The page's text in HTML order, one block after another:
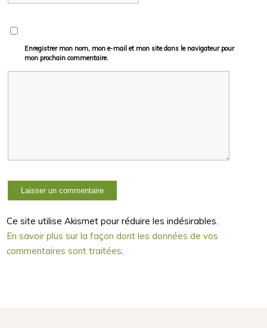
Enregistrer mon nom, mon e-mail et mon site dans le navigateur pour
mon prochain commentaire.
Ce site utilise Akismet pour réduire les indésirables.
En savoir plus sur la façon dont les données de vos
commentaires sont traitées.